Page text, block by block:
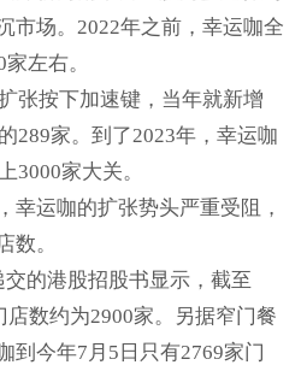
市场。2022年之前，幸运咖全
左右。
张按下加速键，当年就新增
289家。到了2023年，幸运咖
3000家大关。
幸运咖的扩张势头严重受阻，
数。
的港股招股书显示，截至
店数约为2900家。另据窄门餐
到今年7月5日只有2769家门